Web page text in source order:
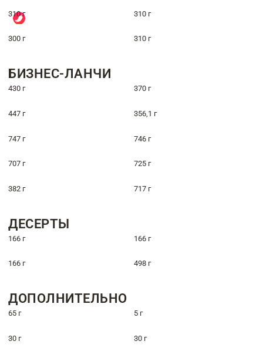
310 г 310 г
300 г 310 г
БИЗНЕС-ЛАНЧИ
430 г 370 г
447 г 356,1 г
747 г 746 г
707 г 725 г
382 г 717 г
ДЕСЕРТЫ
166 г 166 г
166 г 498 г
ДОПОЛНИТЕЛЬНО
65 г 5 г
30 г 30 г